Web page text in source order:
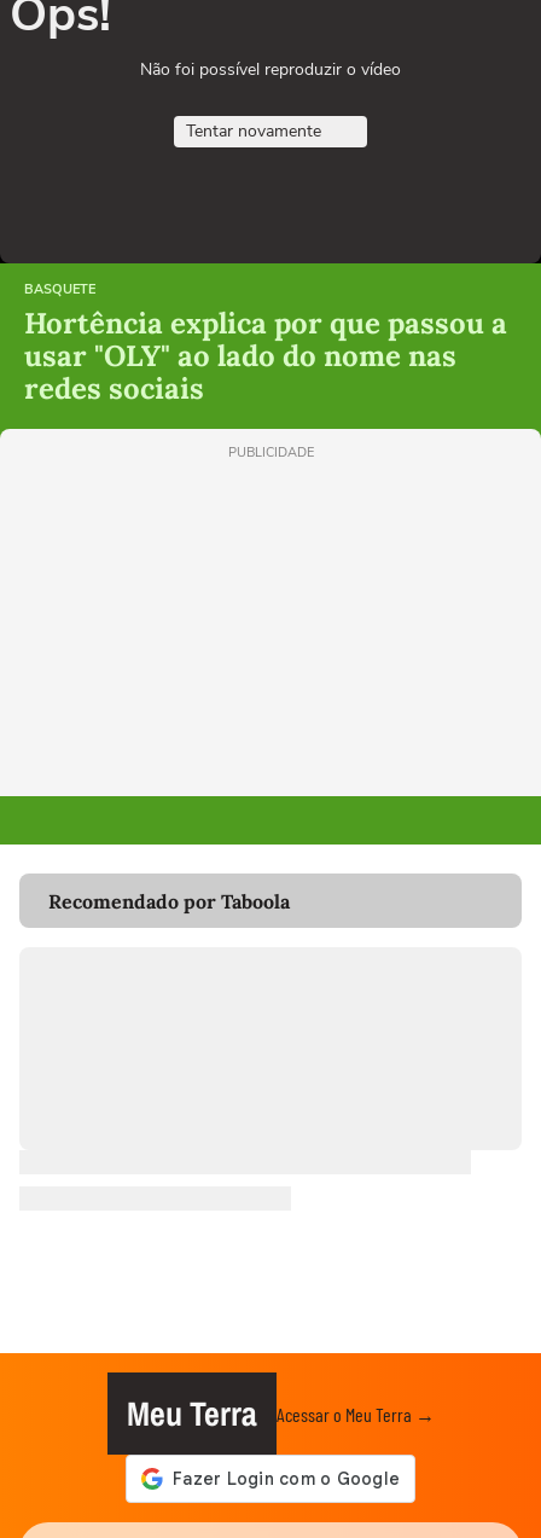
Ops!
Não foi possível reproduzir o vídeo
Tentar novamente
BASQUETE
Hortência explica por que passou a
usar "OLY" ao lado do nome nas
redes sociais
PUBLICIDADE
Recomendado por Taboola
Meu Terra Acessar o Meu Terra →